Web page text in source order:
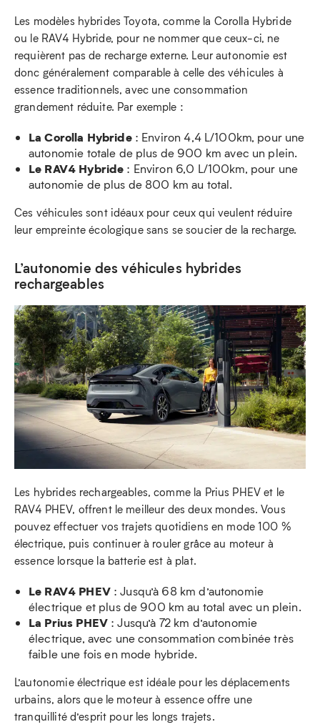
Les modèles hybrides Toyota, comme la Corolla Hybride
ou le RAV4 Hybride, pour ne nommer que ceux-ci, ne
requièrent pas de recharge externe. Leur autonomie est
donc généralement comparable à celle des véhicules à
essence traditionnels, avec une consommation
grandement réduite. Par exemple :
La Corolla Hybride: Environ 4,4 L/100km, pour une
autonomie totale de plus de 900 km avec un plein.
Le RAV4 Hybride : Environ 6,0 L/100km, pour une
autonomie de plus de 800 km au total.
Ces véhicules sont idéaux pour ceux qui veulent réduire
leur empreinte écologique sans se soucier de la recharge.
L’autonomie des véhicules hybrides
rechargeables
Les hybrides rechargeables, comme la Prius PHEV et le
RAV4 PHEV, offrent le meilleur des deux mondes. Vous
pouvez effectuer vos trajets quotidiens en mode 100 %
électrique, puis continuer à rouler grâce au moteur à
essence lorsque la batterie est à plat.
Le RAV4 PHEV: Jusqu’à 68 km d’autonomie
électrique et plus de 900 km au total avec un plein.
La Prius PHEV: Jusqu’à 72 km d’autonomie
électrique, avec une consommation combinée très
faible une fois en mode hybride.
L’autonomie électrique est idéale pour les déplacements
urbains, alors que le moteur à essence offre une
tranquillité d’esprit pour les longs trajets.